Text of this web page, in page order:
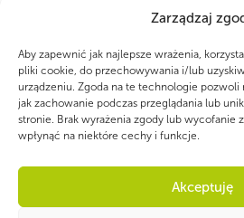
Zarządzaj
Aby zapewnić jak najlepsze wrażenia,
pliki cookie, do przechowywania i/lub
urządzeniu. Zgoda na te technologie pozwoli
jak zachowanie podczas przeglądania lub
stronie. Brak wyrażenia zgody lub wycofanie
wpłynąć na niektóre cechy i funkcje.
Akceptuję
PARTNERZY